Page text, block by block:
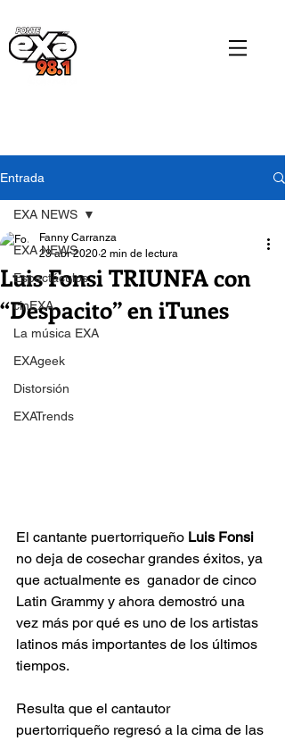
Entrada
EXA NEWS
Espectáculos
cinEXA
La música EXA
EXAgeek
Distorsión
EXATrends
EXA NEWS
Luis Fonsi TRIUNFA con
“Despacito” en iTunes
Fanny Carranza
23 abr 2020 2 min de lectura
El cantante puertorriqueño Luis Fonsi
no deja de cosechar grandes éxitos, ya
que actualmente es  ganador de cinco
Latin Grammy y ahora demostró una
vez más por qué es uno de los artistas
latinos más importantes de los últimos
tiempos.
Resulta que el cantautor
puertorriqueño regresó a la cima de las